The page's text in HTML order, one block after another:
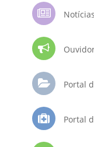
Notícias
Portal
Portal